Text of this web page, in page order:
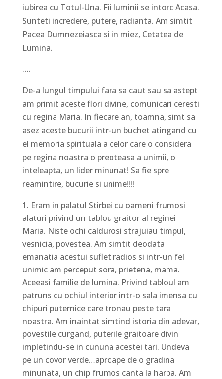
iubirea cu Totul-Una. Fii luminii se intorc Acasa.
Sunteti incredere, putere, radianta. Am simtit
Pacea Dumnezeiasca si in miez, Cetatea de
Lumina.
….
De-a lungul timpului fara sa caut sau sa astept
am primit aceste flori divine, comunicari ceresti
cu regina Maria. In fiecare an, toamna, simt sa
asez aceste bucurii intr-un buchet atingand cu
el memoria spirituala a celor care o considera
pe regina noastra o preoteasa a unimii, o
inteleapta, un lider minunat! Sa fie spre
reamintire, bucurie si unime!!!!
Eram in palatul Stirbei cu oameni frumosi
alaturi privind un tablou graitor al reginei
Maria. Niste ochi caldurosi strajuiau timpul,
vesnicia, povestea. Am simtit deodata
emanatia acestui suflet radios si intr-un fel
unimic am perceput sora, prietena, mama.
Aceeasi familie de lumina. Privind tabloul am
patruns cu ochiul interior intr-o sala imensa cu
chipuri puternice care tronau peste tara
noastra. Am inaintat simtind istoria din adevar,
povestile curgand, puterile graitoare divin
impletindu-se in cununa acestei tari. Undeva
pe un covor verde…aproape de o gradina
minunata, un chip frumos canta la harpa. Am